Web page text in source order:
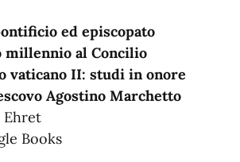
ed episcopato
millennio al Concilio
vaticano II: studi in onore
Agostino Marchetto
Ehret
Books